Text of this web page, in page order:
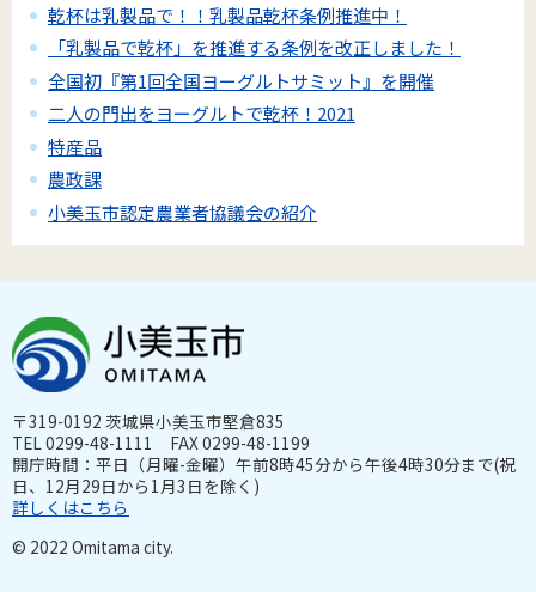
乾杯は乳製品で！！乳製品乾杯条例推進中！
「乳製品で乾杯」を推進する条例を改正しました！
全国初『第1回全国ヨーグルトサミット』を開催
二人の門出をヨーグルトで乾杯！2021
特産品
農政課
小美玉市認定農業者協議会の紹介
〒319-0192 茨城県小美玉市堅倉835
TEL 0299-48-1111 FAX 0299-48-1199
開庁時間：平日（月曜-金曜）午前8時45分から午後4時30分まで(祝
日、12月29日から1月3日を除く)
詳しくはこちら
© 2022 Omitama city.